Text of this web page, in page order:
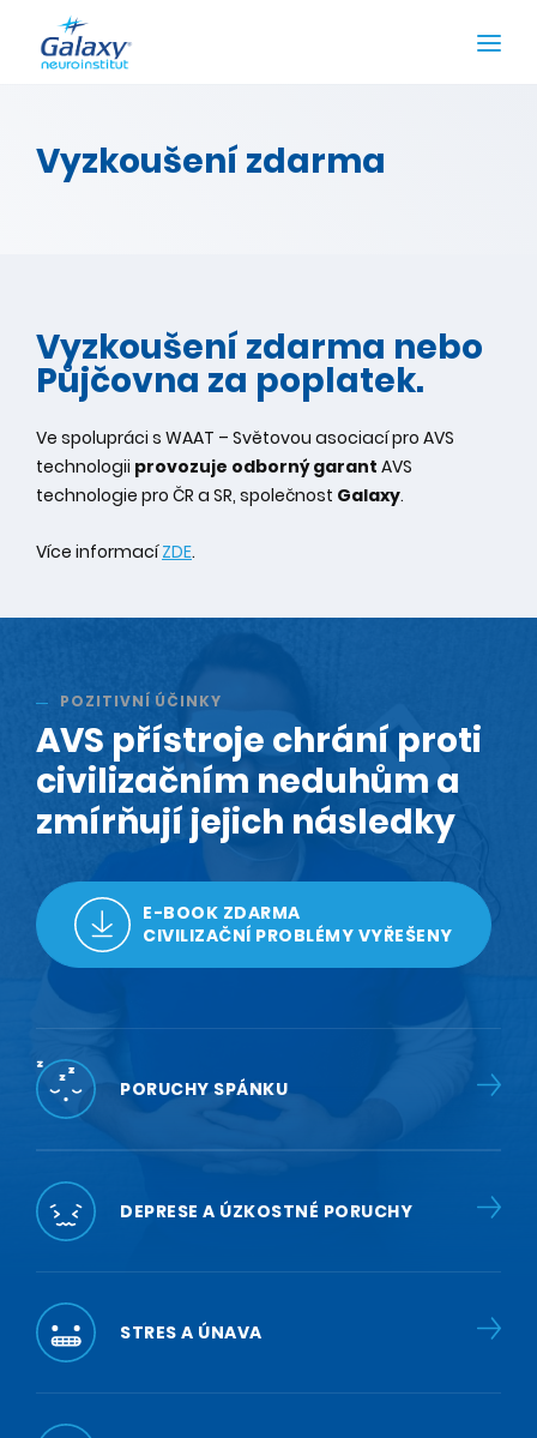
Vyzkoušení zdarma
Vyzkoušení zdarma nebo
Půjčovna za poplatek.
Ve spolupráci s WAAT – Světovou asociací pro AVS
technologii provozuje odborný garant AVS
technologie pro ČR a SR, společnost Galaxy.
Více informacíZDE.
POZITIVNÍ ÚČINKY
AVS přístroje chrání proti
civilizačním neduhům a
zmírňují jejich následky
E-BOOK ZDARMA
CIVILIZAČNÍ PROBLÉMY VYŘEŠENY
PORUCHY SPÁNKU
DEPRESE A ÚZKOSTNÉ PORUCHY
STRES A ÚNAVA